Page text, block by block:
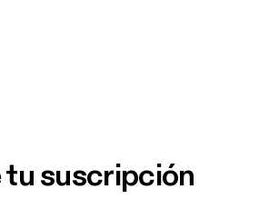
tu suscripción